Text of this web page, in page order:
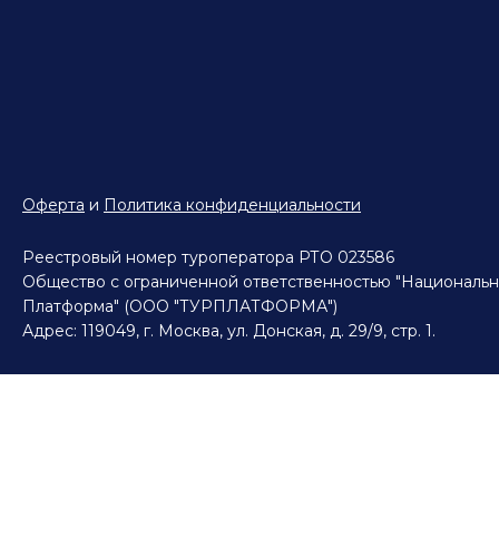
Оферта и Политика конфиденциальности
Реестровый номер туроператора РТО 023586
Общество с ограниченной ответственностью
Платформа" (ООО "ТУРПЛАТФОРМА")
Адрес: 119049, г. Москва, ул. Донская, д. 29/9, стр. 1.